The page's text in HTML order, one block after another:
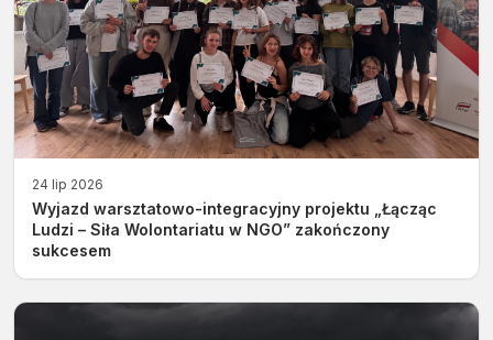
24 lip 2026
Wyjazd warsztatowo-integracyjny projektu „Łącząc
Ludzi – Siła Wolontariatu w NGO” zakończony
sukcesem